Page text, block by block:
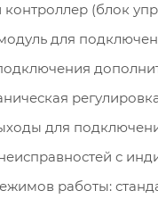
(блок
для
для
с
работы: